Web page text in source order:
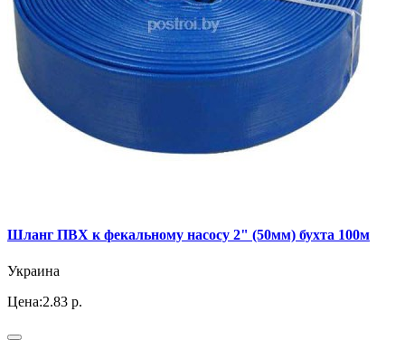
Шланг ПВХ к фекальному насосу 2" (50мм) бухта 100м
Украина
Цена:2.83 р.